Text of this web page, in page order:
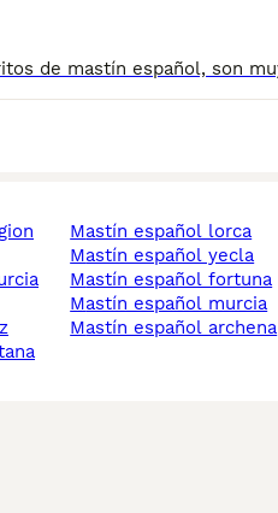
mastín español lorca
mastín español yecla
mastín español fortuna
mastín español murcia
mastín español archena